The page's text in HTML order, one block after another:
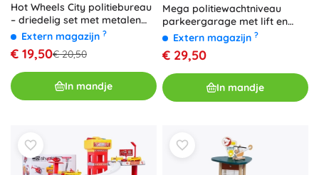
Hot Wheels City politiebureau
– driedelig set met metalen
politieauto
Extern magazijn ?
€ 19,50€ 20,50
In mandje
Mega politiewachtniveau
parkeergarage met lift en
speelmat
Extern magazijn ?
€ 29,50
In mandje